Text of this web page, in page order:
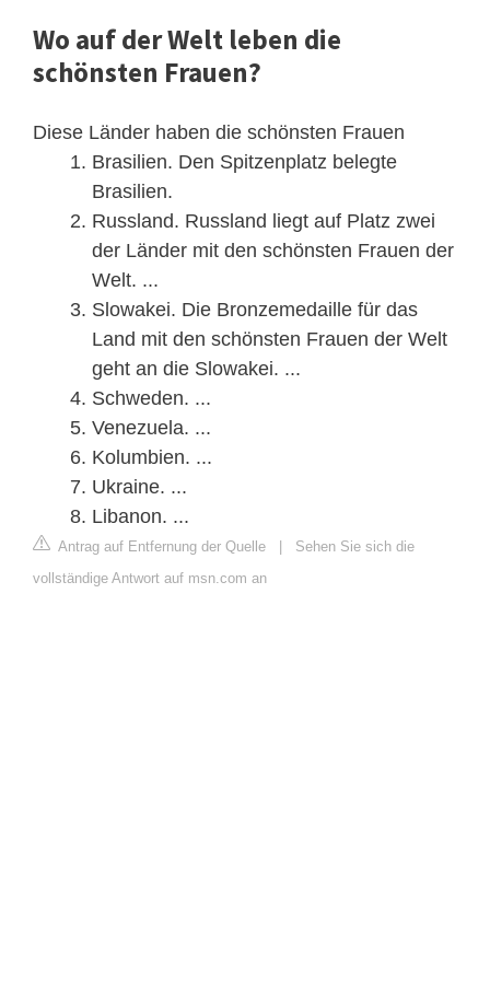
Wo auf der Welt leben die
schönsten Frauen?
Diese Länder haben die schönsten Frauen
Brasilien. Den Spitzenplatz belegte
Brasilien.
Russland. Russland liegt auf Platz zwei
der Länder mit den schönsten Frauen der
Welt. ...
Slowakei. Die Bronzemedaille für das
Land mit den schönsten Frauen der Welt
geht an die Slowakei. ...
Schweden. ...
Venezuela. ...
Kolumbien. ...
Ukraine. ...
Libanon. ...
Antrag auf Entfernung der Quelle
Sehen Sie sich die
vollständige Antwort auf msn.com an